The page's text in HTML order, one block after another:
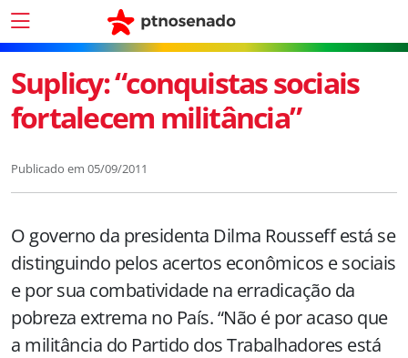
Suplicy: “conquistas sociais
fortalecem militância”
Publicado em 05/09/2011
O governo da presidenta Dilma Rousseff está se
distinguindo pelos acertos econômicos e sociais
e por sua combatividade na erradicação da
pobreza extrema no País. “Não é por acaso que
a militância do Partido dos Trabalhadores está